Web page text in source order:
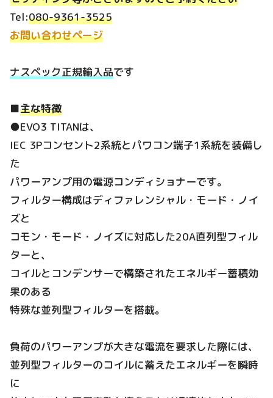
Tel:080-9361-3525
お問い合わせページ
ナスペック正規輸入品です
■主な特徴
●EVO3 TITANは、
IEC 3Pコンセント2系統とパワコン端子1系統を装備し
た
パワーアンプ用の電源コンディショナーです。
フィルター構成はディファレンシャル・モード・ノイ
ズと
コモン・モード・ノイズに対応した20A直列型フィル
ターと、
コイルとコンデンサーで構築されたエネルギー蓄積効
果のある
特殊な並列型フィルターを搭載。
負荷のパワーアンプが大きな電流を要求した際には、
並列型フィルターのコイルに蓄えたエネルギーを瞬時
に